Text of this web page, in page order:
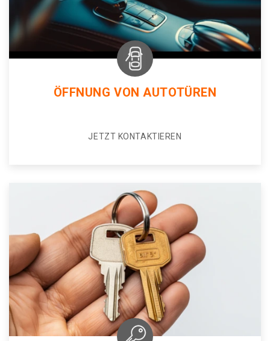
ÖFFNUNG VON AUTOTÜREN
JETZT KONTAKTIEREN